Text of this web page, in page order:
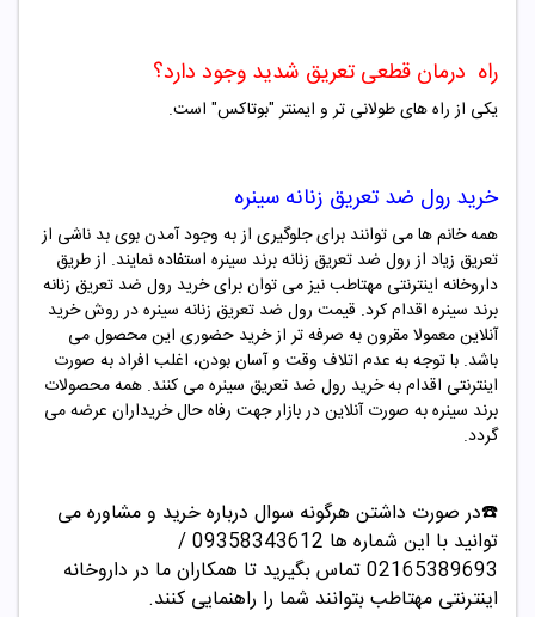
راه درمان قطعی تعریق شدید وجود دارد؟
یکی از راه های طولانی تر و ایمنتر "بوتاکس" است.
خرید رول ضد تعریق زنانه سینره
همه خانم ها می توانند برای جلوگیری از به وجود آمدن بوی بد ناشی از
تعریق زیاد از رول ضد تعریق زنانه برند سینره استفاده نمایند. از طریق
داروخانه اینترنتی مهتاطب نیز می توان برای خرید رول ضد تعریق زنانه
برند سینره اقدام کرد. قیمت رول ضد تعریق زنانه سینره در روش خرید
آنلاین معمولا مقرون به صرفه تر از خرید حضوری این محصول می
باشد. با توجه به عدم اتلاف وقت و آسان بودن، اغلب افراد به صورت
اینترنتی اقدام به خرید رول ضد تعریق سینره می کنند. همه محصولات
برند سینره به صورت آنلاین در بازار جهت رفاه حال خریداران عرضه می
گردد.
☎️در صورت داشتن هرگونه سوال درباره خرید و مشاوره می
توانید با این شماره ها 09358343612 /
02165389693تماس بگیرید تا همکاران ما در داروخانه
اینترنتی مهتاطب بتوانند شما را راهنمایی کنند.